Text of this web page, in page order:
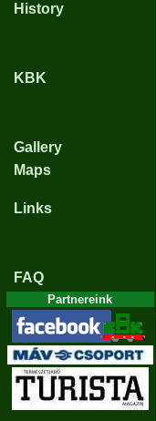
History
KBK
Gallery
Maps
Links
FAQ
Partnereink